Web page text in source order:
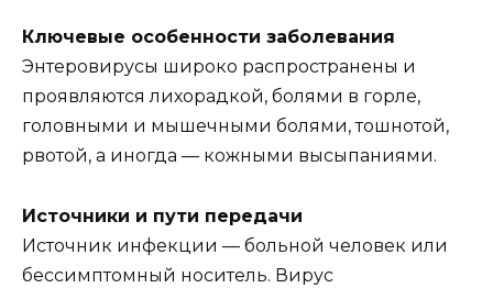
Ключевые особенности заболевания
Энтеровирусы широко распространены и
проявляются лихорадкой, болями в горле,
головными и мышечными болями, тошнотой,
рвотой, а иногда — кожными высыпаниями.
Источники и пути передачи
Источник инфекции — больной человек или
бессимптомный носитель. Вирус